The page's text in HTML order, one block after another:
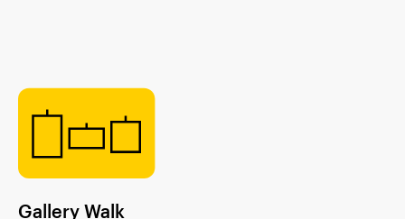
Gallery Walk